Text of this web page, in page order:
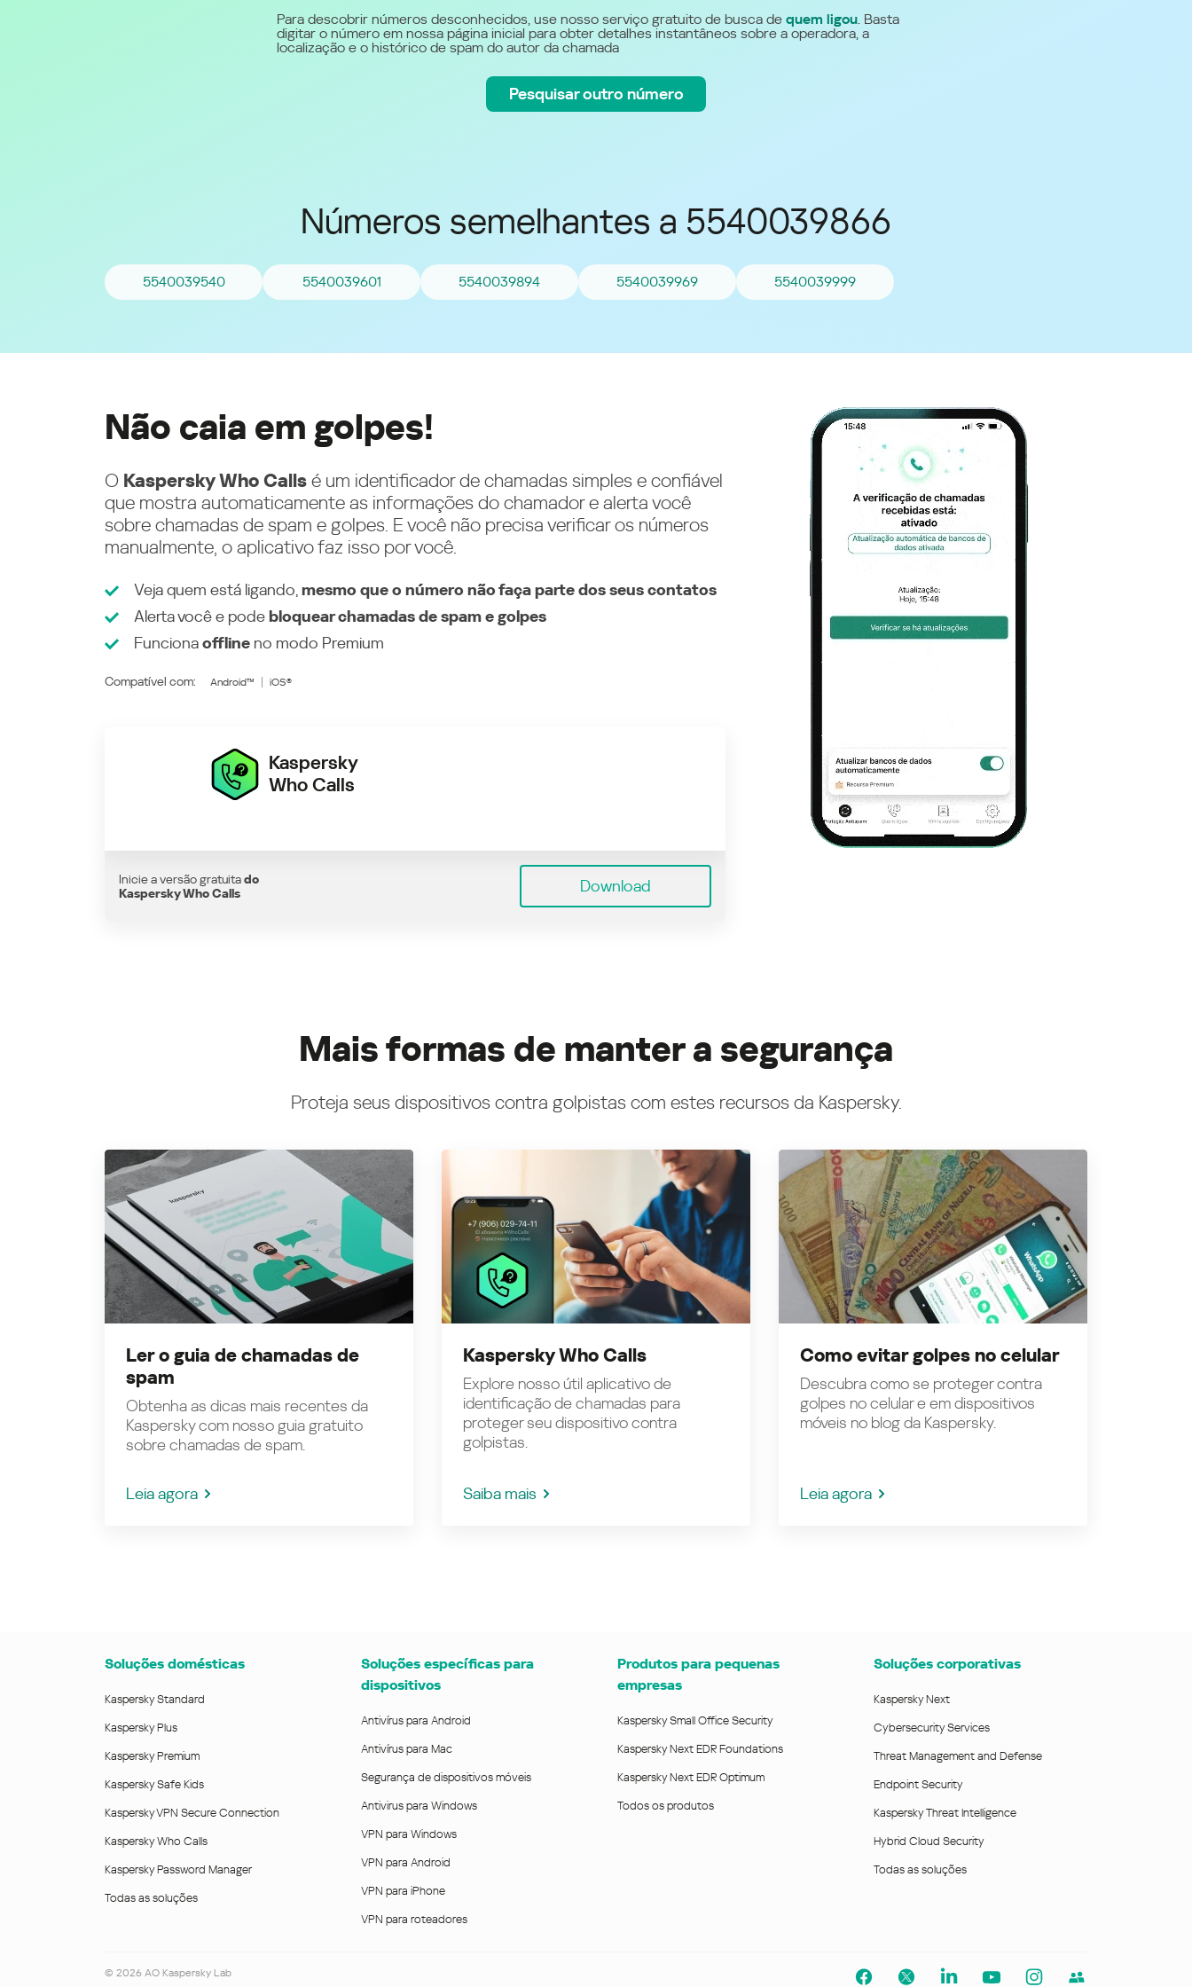
Україна (Ukraine)
Para todos os demais
Para descobrir números desconhecidos, use nosso serviço gratuito de busca de quem ligou. Basta
digitar o número em nossa página inicial para obter detalhes instantâneos sobre a operadora, a
localização e o histórico de spam do autor da chamada
Pesquisar outro número
Números semelhantes a 5540039866
5540039540 5540039601 5540039894 5540039969 5540039999
Não caia em golpes!
O Kaspersky Who Calls é um identificador de chamadas simples e confiável
que mostra automaticamente as informações do chamador e alerta você
sobre chamadas de spam e golpes. E você não precisa verificar os números
manualmente, o aplicativo faz isso por você.
Veja quem está ligando, mesmo que o número não faça parte dos seus contatos
Alerta você e podebloquear chamadas de spam e golpes
Funcionaoffline no modo Premium
Compatível com: Android™ iOS®
Kaspersky
Who Calls
Inicie a versão gratuitado
Kaspersky Who Calls
Download
Mais formas de manter a segurança
Proteja seus dispositivos contra golpistas com estes recursos da Kaspersky.
Ler o guia de chamadas de
spam
Obtenha as dicas mais recentes da
Kaspersky com nosso guia gratuito
sobre chamadas de spam.
Leia agora
Kaspersky Who Calls
Explore nosso útil aplicativo de
identificação de chamadas para
proteger seu dispositivo contra
golpistas.
Saiba mais
Como evitar golpes no celular
Descubra como se proteger contra
golpes no celular e em dispositivos
móveis no blog da Kaspersky.
Leia agora
Soluções domésticas
Kaspersky Standard
Kaspersky Plus
Kaspersky Premium
Kaspersky Safe Kids
Kaspersky VPN Secure Connection
Kaspersky Who Calls
Kaspersky Password Manager
Todas as soluções
Soluções específicas para
dispositivos
Antivírus para Android
Antivírus para Mac
Segurança de dispositivos móveis
Antivirus para Windows
VPN para Windows
VPN para Android
VPN para iPhone
VPN para roteadores
Produtos para pequenas
empresas
Kaspersky Small Office Security
Kaspersky Next EDR Foundations
Kaspersky Next EDR Optimum
Todos os produtos
Soluções corporativas
Kaspersky Next
Cybersecurity Services
Threat Management and Defense
Endpoint Security
Kaspersky Threat Intelligence
Hybrid Cloud Security
Todas as soluções
© 2026 AO Kaspersky Lab